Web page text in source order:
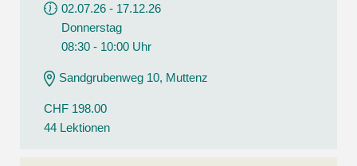
02.07.26 - 17.12.26
Donnerstag
08:30 - 10:00 Uhr
Sandgrubenweg 10, Muttenz
CHF 198.00
44 Lektionen